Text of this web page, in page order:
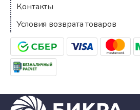
Контакты
Условия возврата товаров